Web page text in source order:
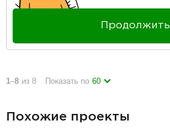
Продолжить
1–8 из 8 Показать по 60
Похожие проекты